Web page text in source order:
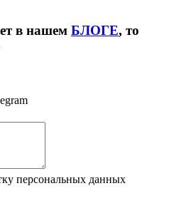
в нашем БЛОГЕ, то
персональных данных